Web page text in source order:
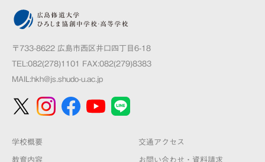
〒733-8622 広島市西区井口四丁目6-18
TEL:082(278)1101 FAX:082(279)8383
MAIL:hkh@js.shudo-u.ac.jp
学校概要
教育内容
交通アクセス
お問い合わせ・資料請求